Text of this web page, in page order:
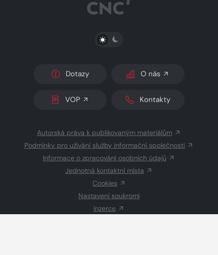
PŘEPNOUT SVĚTLÝ/TMAVÝ REŽIM
Dotazy O nás
VOP Kontakty
Autorská práva k publikovaným materiálům
Podmínky pro užívání služby informační společnosti
Informace o zpracování osobních údajů
Jednotná kontaktní místa
Cookies
Nastavení soukromí
Inzerce